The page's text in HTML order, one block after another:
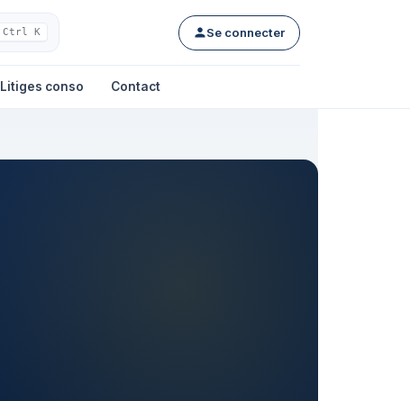
Ctrl K Se connecter
Litiges conso Contact